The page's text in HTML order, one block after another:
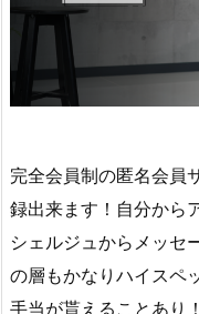
完全会員制の匿名会員
録出来ます！自分から
シェルジュからメッセ
の層もかなりハイスペ
手当が貰えることあり！